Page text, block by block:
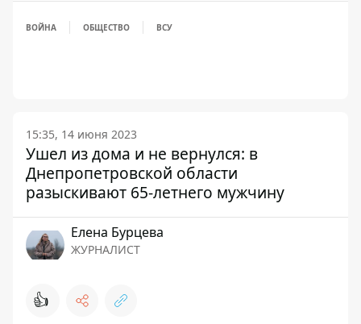
ВОЙНА ОБЩЕСТВО ВСУ
15:35, 14 июня 2023
Ушел из дома и не вернулся: в
Днепропетровской области
разыскивают 65-летнего мужчину
Елена Бурцева
ЖУРНАЛИСТ
👍